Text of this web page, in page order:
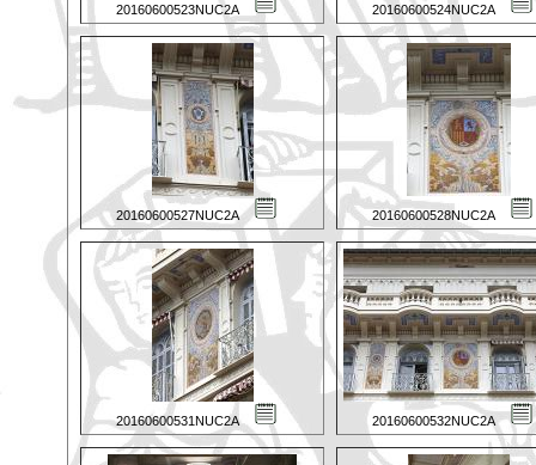
20160600523NUC2A 20160600524NUC2A
20160600527NUC2A 20160600528NUC2A
20160600531NUC2A 20160600532NUC2A